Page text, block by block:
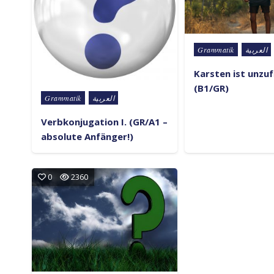
Posted in
Grammatik العربية
Verbkonjugation I. (GR/A1 –
absolute Anfänger!)
Posted in
Grammatik العربية
Karsten ist
(B1/GR)
0 2360